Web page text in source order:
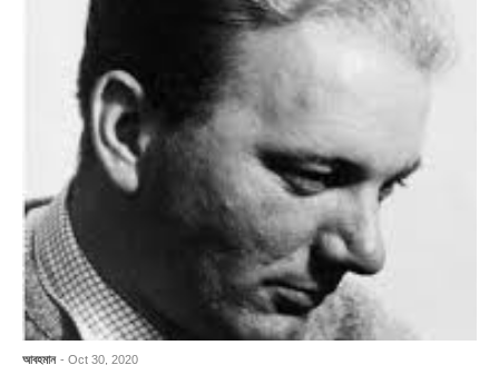
আবহমান - Oct 30, 2020